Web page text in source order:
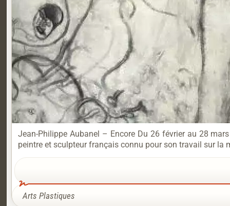
Jean-Philippe Aubanel – Encore Du 26 février au 28
peintre et sculpteur français connu pour son travail sur la
Arts Plastiques